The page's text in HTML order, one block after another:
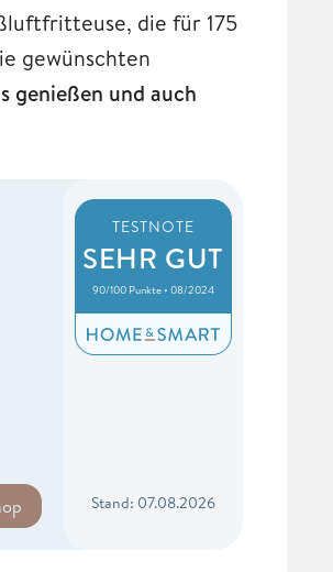
die für 175
gewünschten
genießen und auch
TESTNOTE
SEHR GUT
90/100 Punkte • 08/2024
Stand: 07.08.2026